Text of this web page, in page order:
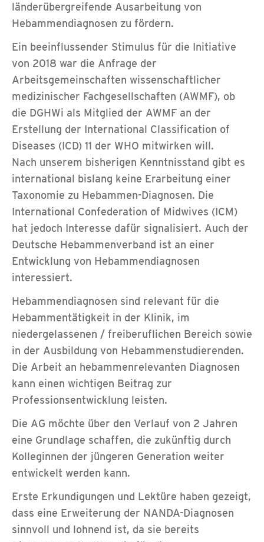
länderübergreifende Ausarbeitung von
Hebammendiagnosen zu fördern.
Ein beeinflussender Stimulus für die Initiative
von 2018 war die Anfrage der
Arbeitsgemeinschaften wissenschaftlicher
medizinischer Fachgesellschaften (AWMF), ob
die DGHWi als Mitglied der AWMF an der
Erstellung der International Classification of
Diseases (ICD) 11 der WHO mitwirken will.
Nach unserem bisherigen Kenntnisstand gibt es
international bislang keine Erarbeitung einer
Taxonomie zu Hebammen-Diagnosen. Die
International Confederation of Midwives (ICM)
hat jedoch Interesse dafür signalisiert. Auch der
Deutsche Hebammenverband ist an einer
Entwicklung von Hebammendiagnosen
interessiert.
Hebammendiagnosen sind relevant für die
Hebammentätigkeit in der Klinik, im
niedergelassenen / freiberuflichen Bereich sowie
in der Ausbildung von Hebammenstudierenden.
Die Arbeit an hebammenrelevanten Diagnosen
kann einen wichtigen Beitrag zur
Professionsentwicklung leisten.
Die AG möchte über den Verlauf von 2 Jahren
eine Grundlage schaffen, die zukünftig durch
Kolleginnen der jüngeren Generation weiter
entwickelt werden kann.
Erste Erkundigungen und Lektüre haben gezeigt,
dass eine Erweiterung der NANDA-Diagnosen
sinnvoll und lohnend ist, da sie bereits